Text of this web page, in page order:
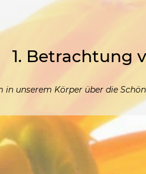
1.
unserem Körper über die